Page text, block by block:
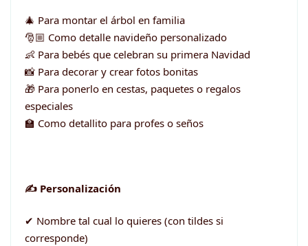
🎄 Para montar el árbol en familia
🎅🏼 Como detalle navideño personalizado
👶 Para bebés que celebran su primera Navidad
📸 Para decorar y crear fotos bonitas
🎁 Para ponerlo en cestas, paquetes o regalos
especiales
🏫 Como detallito para profes o seños
✍️ Personalización
✔ Nombre tal cual lo quieres (con tildes si
corresponde)